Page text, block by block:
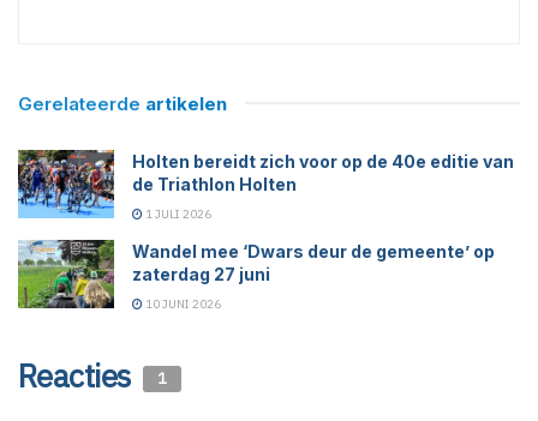
Gerelateerde artikelen
Holten bereidt zich voor op de 40e editie van
de Triathlon Holten
1 JULI 2026
Wandel mee ‘Dwars deur de gemeente’ op
zaterdag 27 juni
10 JUNI 2026
Reacties 1